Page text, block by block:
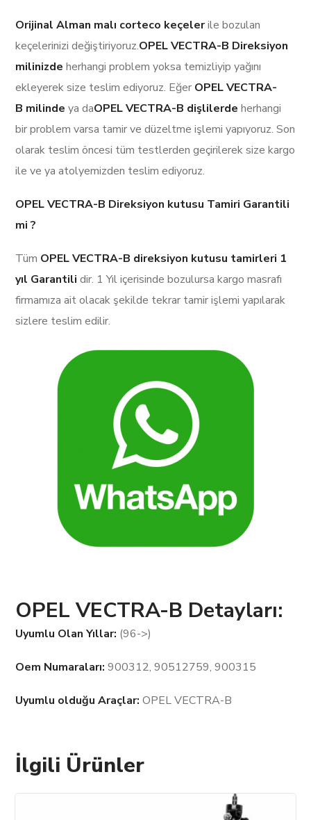
Orijinal Alman malı corteco keçelerile bozulan
keçelerinizi değiştiriyoruz.OPEL VECTRA-B Direksiyon
milinizde herhangi problem yoksa temizliyip yağını
ekleyerek size teslim ediyoruz. Eğer OPEL VECTRA-
B milinde ya daOPEL VECTRA-B dişlilerde herhangi
bir problem varsa tamir ve düzeltme işlemi yapıyoruz. Son
olarak teslim öncesi tüm testlerden geçirilerek size kargo
ile ve ya atolyemizden teslim ediyoruz.
OPEL VECTRA-B Direksiyon kutusu Tamiri Garantili
mi ?
Tüm OPEL VECTRA-B direksiyon kutusu tamirleri 1
yıl Garantilidir. 1 Yıl içerisinde bozulursa kargo masrafı
firmamıza ait olacak şekilde tekrar tamir işlemi yapılarak
sizlere teslim edilir.
OPEL VECTRA-B Detayları:
Uyumlu Olan Yıllar: (96->)
Oem Numaraları:900312, 90512759, 900315
Uyumlu olduğu Araçlar:OPEL VECTRA-B
İlgili Ürünler